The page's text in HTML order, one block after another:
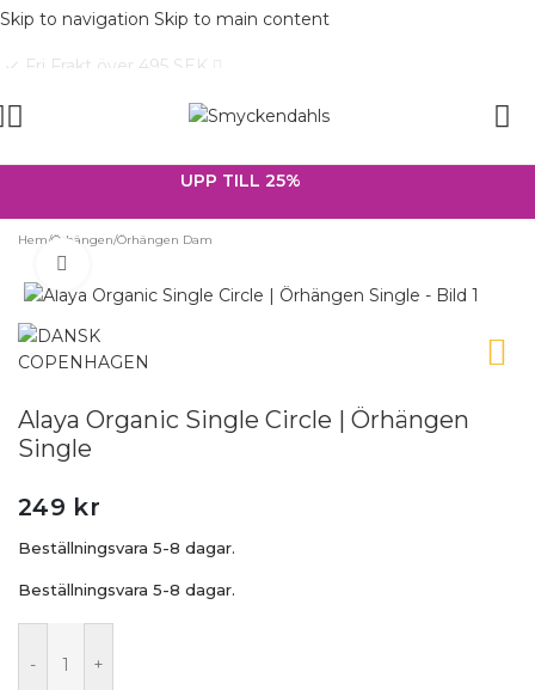
Skip to navigation Skip to main content
check Fri Frakt över 495 SEK
UPP TILL 25%
Hem/Örhängen/Örhängen Dam
Alaya Organic Single Circle | Örhängen
Single
249 kr
Beställningsvara 5-8 dagar.
Beställningsvara 5-8 dagar.
- +